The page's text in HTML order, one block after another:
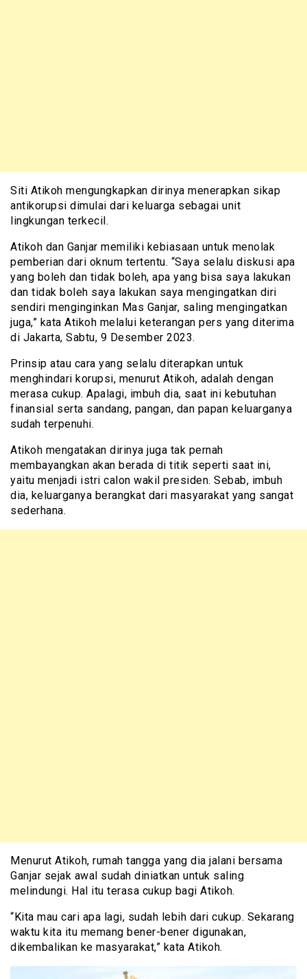
Siti Atikoh mengungkapkan dirinya menerapkan sikap
antikorupsi dimulai dari keluarga sebagai unit
lingkungan terkecil.
Atikoh dan Ganjar memiliki kebiasaan untuk menolak
pemberian dari oknum tertentu. “Saya selalu diskusi apa
yang boleh dan tidak boleh, apa yang bisa saya lakukan
dan tidak boleh saya lakukan saya mengingatkan diri
sendiri menginginkan Mas Ganjar, saling mengingatkan
juga,” kata Atikoh melalui keterangan pers yang diterima
di Jakarta, Sabtu, 9 Desember 2023.
Prinsip atau cara yang selalu diterapkan untuk
menghindari korupsi, menurut Atikoh, adalah dengan
merasa cukup. Apalagi, imbuh dia, saat ini kebutuhan
finansial serta sandang, pangan, dan papan keluarganya
sudah terpenuhi.
Atikoh mengatakan dirinya juga tak pernah
membayangkan akan berada di titik seperti saat ini,
yaitu menjadi istri calon wakil presiden. Sebab, imbuh
dia, keluarganya berangkat dari masyarakat yang sangat
sederhana.
Menurut Atikoh, rumah tangga yang dia jalani bersama
Ganjar sejak awal sudah diniatkan untuk saling
melindungi. Hal itu terasa cukup bagi Atikoh.
“Kita mau cari apa lagi, sudah lebih dari cukup. Sekarang
waktu kita itu memang bener-bener digunakan,
dikembalikan ke masyarakat,” kata Atikoh.